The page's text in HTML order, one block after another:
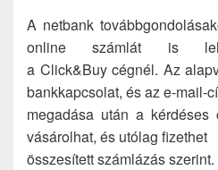
A netbank
online számlát is
a Click&Buy cégnél. Az
bankkapcsolat, és az e-mail-
megadása után a kérdéses
vásárolhat, és utólag fizethet
összesített számlázás szerint.